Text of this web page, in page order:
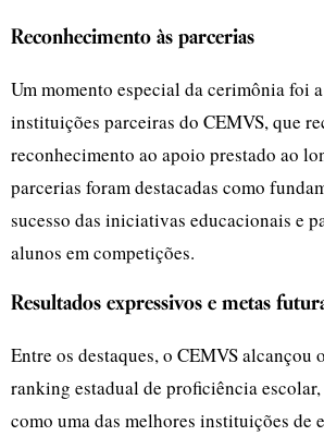
Reconhecimento às parcerias
Um momento especial da cerimônia foi
instituições parceiras do CEMVS, que
reconhecimento ao apoio prestado ao
parcerias foram destacadas como
sucesso das iniciativas educacionais e
alunos em competições.
Resultados expressivos e metas
Entre os destaques, o CEMVS alcançou
ranking estadual de proficiência
como uma das melhores instituições de